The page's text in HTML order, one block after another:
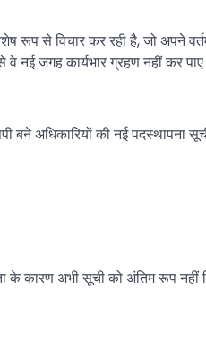
रूप से विचार कर रही है, जो अपने
नई जगह कार्यभार ग्रहण नहीं कर
बने अधिकारियों की नई पदस्थापना
के कारण अभी सूची को अंतिम रूप नहीं